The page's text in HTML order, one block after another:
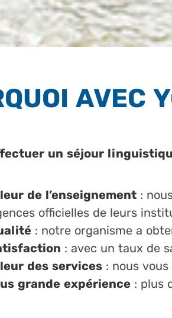
AVEC
un séjour
de l’enseignement :
officielles de leurs
: notre organisme a
: avec un taux de
des services : nous
grande expérience : plus